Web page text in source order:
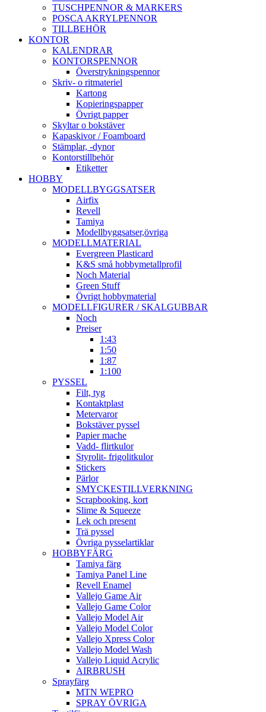
TUSCHPENNOR & MARKERS
POSCA AKRYLPENNOR
TILLBEHÖR
KONTOR
KALENDRAR
KONTORSPENNOR
Överstrykningspennor
Skriv- o ritmateriel
Kartong
Kopieringspapper
Övrigt papper
Skyltar o bokstäver
Kapaskivor / Foamboard
Stämplar, -dynor
Kontorstillbehör
Etiketter
HOBBY
MODELLBYGGSATSER
Airfix
Revell
Tamiya
Modellbyggsatser,övriga
MODELLMATERIAL
Evergreen Plasticard
K&S små hobbymetallprofil
Noch Material
Green Stuff
Övrigt hobbymaterial
MODELLFIGURER / SKALGUBBAR
Noch
Preiser
1:43
1:50
1:87
1:100
PYSSEL
Filt, tyg
Kontaktplast
Metervaror
Bokstäver pyssel
Papier mache
Vadd- flirtkulor
Styrolit- frigolitkulor
Stickers
Pärlor
SMYCKESTILLVERKNING
Scrapbooking, kort
Slime & Squeeze
Lek och present
Trä pyssel
Övriga pysselartiklar
HOBBYFÄRG
Tamiya färg
Tamiya Panel Line
Revell Enamel
Vallejo Game Air
Vallejo Game Color
Vallejo Model Air
Vallejo Model Color
Vallejo Xpress Color
Vallejo Model Wash
Vallejo Liquid Acrylic
AIRBRUSH
Sprayfärg
MTN WEPRO
SPRAY ÖVRIGA